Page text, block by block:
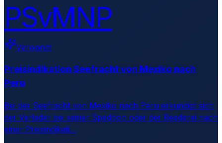
PSvMNP
Verwandt
Preisindikation Seefracht von Mexiko nach
Peru
Bei der Seefracht von Mexiko nach Peru erkundigt sich
der Verlader bei seiner Spedition oder der Reederei nach
einer Preisindikati…